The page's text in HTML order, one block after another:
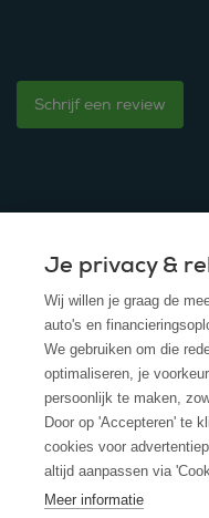
Schrijf een review
© 2025 - ROS Krediet
Algemene
Disclaimer
Privacy Policy
Cookies
Cookie policy
Je privacy &
Wij willen je graag de
auto's en
We gebruiken om die
optimaliseren, je
persoonlijk te maken,
Door op 'Accepteren' te
cookies voor
altijd aanpassen via
Meer informatie